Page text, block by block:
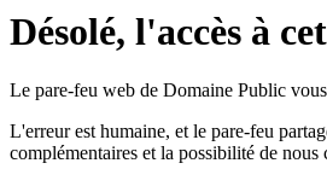
Désolé, l'accès à
Le pare-feu web de Domaine Public vous
L'erreur est humaine, et le pare-feu
complémentaires et la possibilité de